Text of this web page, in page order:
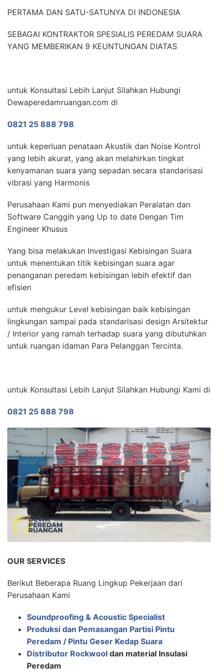
PERTAMA DAN SATU-SATUNYA DI INDONESIA
SEBAGAI KONTRAKTOR SPESIALIS PEREDAM SUARA
YANG MEMBERIKAN 9 KEUNTUNGAN DIATAS
untuk Konsultasi Lebih Lanjut Silahkan Hubungi
Dewaperedamruangan.com di
0821 25 888 798
untuk keperluan penataan Akustik dan Noise Kontrol
yang lebih akurat, yang akan melahirkan tingkat
kenyamanan suara yang sepadan secara standarisasi
vibrasi yang Harmonis
Perusahaan Kami pun menyediakan Peralatan dan
Software Canggih yang Up to date Dengan Tim
Engineer Khusus
Yang bisa melakukan Investigasi Kebisingan Suara
untuk menentukan titik kebisingan suara agar
penanganan peredam kebisingan lebih efektif dan
efisien
untuk mengukur Level kebisingan baik kebisingan
lingkungan sampai pada standarisasi design Arsitektur
/ Interior yang ramah terhadap suara yang dibutuhkan
untuk ruangan idaman Para Pelanggan Tercinta.
untuk Konsultasi Lebih Lanjut Silahkan Hubungi Kami di
0821 25 888 798
OUR SERVICES
Berikut Beberapa Ruang Lingkup Pekerjaan dari
Perusahaan Kami
Soundproofing & Acoustic Specialist
Produksi dan Pemasangan Partisi Pintu
Peredam / Pintu Geser Kedap Suara
Distributor Rockwool dan material Insulasi
Peredam